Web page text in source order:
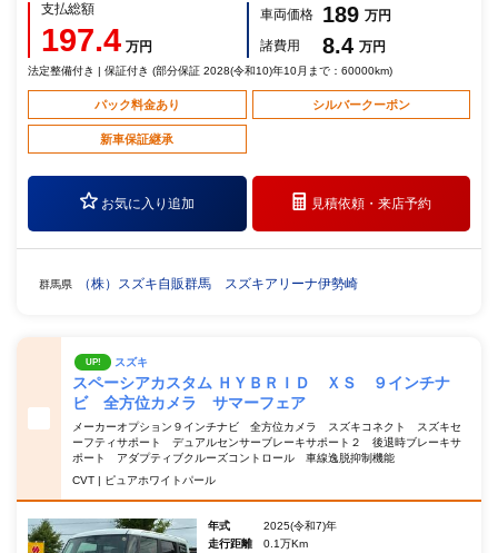
支払総額
197.4 万円
車両価格 189 万円
諸費用
8.4 万円
法定整備付き | 保証付き (部分保証 2028(令和10)年10月まで：60000km)
パック料金あり シルバークーポン
新車保証継承
お気に入り追加 見積依頼・来店予約
群馬県 （株）スズキ自販群馬 スズキアリーナ伊勢崎
UP! スズキ
スペーシアカスタム ＨＹＢＲＩＤ ＸＳ ９インチナ
ビ 全方位カメラ サマーフェア
メーカーオプション９インチナビ 全方位カメラ スズキコネクト スズキセ
ーフティサポート デュアルセンサーブレーキサポート２ 後退時ブレーキサ
ポート アダプティブクルーズコントロール 車線逸脱抑制機能
CVT | ピュアホワイトパール
年式
2025(令和7)年
走行距離
0.1万Km